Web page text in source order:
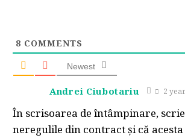
8 COMMENTS
Newest
Andrei Ciubotariu 2
În scrisoarea de întâmpinare,
neregulile din contract și că acesta